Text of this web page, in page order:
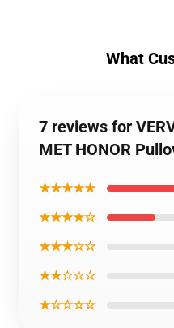
What
7 reviews for
MET HONOR
★★★★★
★★★★☆
★★★☆☆
★★☆☆☆
★☆☆☆☆